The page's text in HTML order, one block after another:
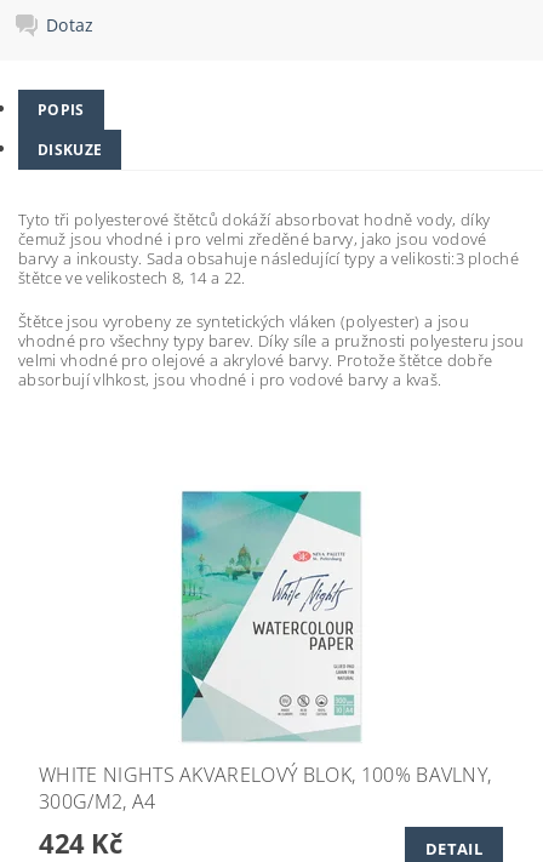
Dotaz
POPIS
DISKUZE
Tyto tři polyesterové štětců dokáží absorbovat hodně vody, díky
čemuž jsou vhodné i pro velmi zředěné barvy, jako jsou vodové
barvy a inkousty. Sada obsahuje následující typy a velikosti:3 ploché
štětce ve velikostech 8, 14 a 22.
Štětce jsou vyrobeny ze syntetických vláken (polyester) a jsou
vhodné pro všechny typy barev. Díky síle a pružnosti polyesteru jsou
velmi vhodné pro olejové a akrylové barvy. Protože štětce dobře
absorbují vlhkost, jsou vhodné i pro vodové barvy a kvaš.
WHITE NIGHTS AKVARELOVÝ BLOK, 100% BAVLNY,
300G/M2, A4
424 Kč DETAIL